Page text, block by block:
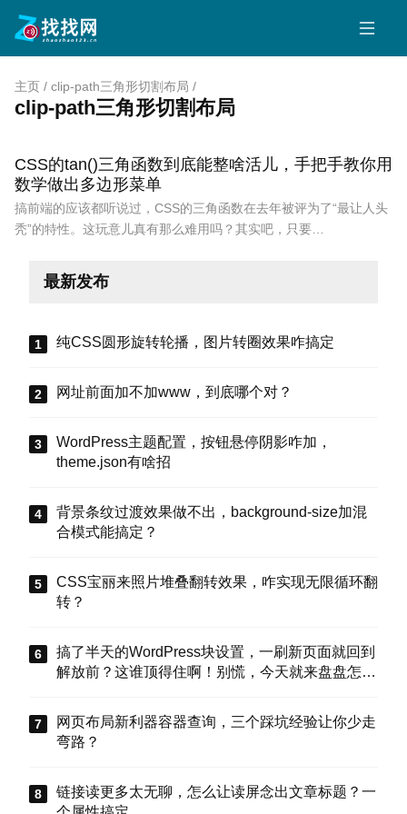
主页 / clip-path三角形切割布局 /
clip-path三角形切割布局
CSS的tan()三角函数到底能整啥活儿，手把手教你用
数学做出多边形菜单
搞前端的应该都听说过，CSS的三角函数在去年被评为了“最让人头
秃”的特性。这玩意儿真有那么难用吗？其实吧，只要…
最新发布
纯CSS圆形旋转轮播，图片转圈效果咋搞定
网址前面加不加www，到底哪个对？
WordPress主题配置，按钮悬停阴影咋加，
theme.json有啥招
背景条纹过渡效果做不出，background-size加混
合模式能搞定？
CSS宝丽来照片堆叠翻转效果，咋实现无限循环翻
转？
搞了半天的WordPress块设置，一刷新页面就回到
解放前？这谁顶得住啊！别慌，今天就来盘盘怎么
车”。
网页布局新利器容器查询，三个踩坑经验让你少走
弯路？
链接读更多太无聊，怎么让读屏念出文章标题？一